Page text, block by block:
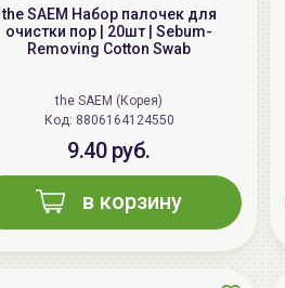
the SAEM Набор палочек для
очистки пор | 20шт | Sebum-
Removing Cotton Swab
the SAEM (Корея)
Код: 8806164124550
9.40 руб.
в корзину